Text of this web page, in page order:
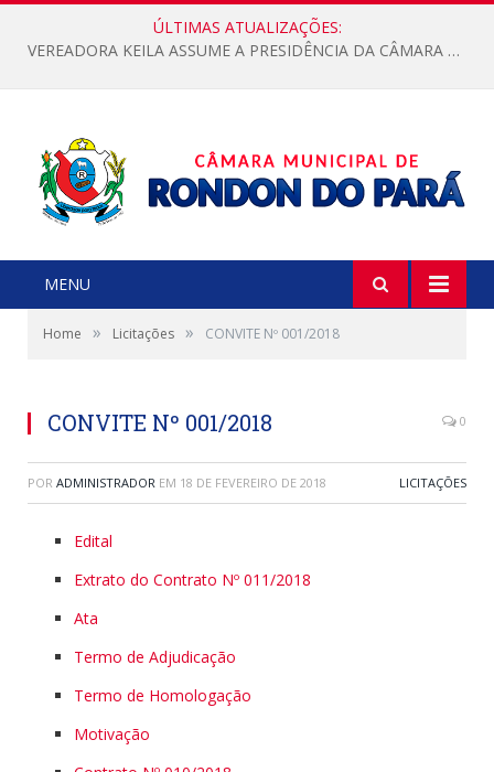
ÚLTIMAS ATUALIZAÇÕES:
VEREADORA KEILA ASSUME A PRESIDÊNCIA DA CÂMARA MUNICIPAL.
MENU
Home » Licitações » CONVITE Nº 001/2018
CONVITE Nº 001/2018 0
POR ADMINISTRADOR EM 18 DE FEVEREIRO DE 2018 LICITAÇÕES
Edital
Extrato do Contrato Nº 011/2018
Ata
Termo de Adjudicação
Termo de Homologação
Motivação